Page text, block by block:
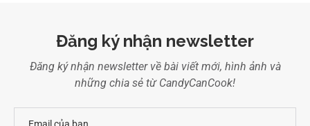
Đăng ký nhận newsletter
Đăng ký nhận newsletter về bài viết mới, hình ảnh và
những chia sẻ từ CandyCanCook!